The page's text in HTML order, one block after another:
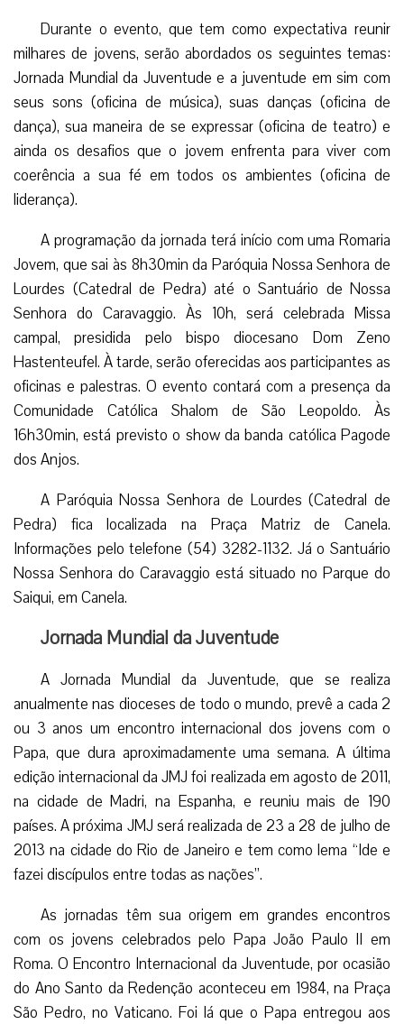
Durante o evento, que tem como expectativa reunir
milhares de jovens, serão abordados os seguintes temas:
Jornada Mundial da Juventude e a juventude em sim com
seus sons (oficina de música), suas danças (oficina de
dança), sua maneira de se expressar (oficina de teatro) e
ainda os desafios que o jovem enfrenta para viver com
coerência a sua fé em todos os ambientes (oficina de
liderança).
A programação da jornada terá início com uma Romaria
Jovem, que sai às 8h30min da Paróquia Nossa Senhora de
Lourdes (Catedral de Pedra) até o Santuário de Nossa
Senhora do Caravaggio. Às 10h, será celebrada Missa
campal, presidida pelo bispo diocesano Dom Zeno
Hastenteufel. À tarde, serão oferecidas aos participantes as
oficinas e palestras. O evento contará com a presença da
Comunidade Católica Shalom de São Leopoldo. Às
16h30min, está previsto o show da banda católica Pagode
dos Anjos.
A Paróquia Nossa Senhora de Lourdes (Catedral de
Pedra) fica localizada na Praça Matriz de Canela.
Informações pelo telefone (54) 3282-1132. Já o Santuário
Nossa Senhora do Caravaggio está situado no Parque do
Saiqui, em Canela.
Jornada Mundial da Juventude
A Jornada Mundial da Juventude, que se realiza
anualmente nas dioceses de todo o mundo, prevê a cada 2
ou 3 anos um encontro internacional dos jovens com o
Papa, que dura aproximadamente uma semana. A última
edição internacional da JMJ foi realizada em agosto de 2011,
na cidade de Madri, na Espanha, e reuniu mais de 190
países. A próxima JMJ será realizada de 23 a 28 de julho de
2013 na cidade do Rio de Janeiro e tem como lema “Ide e
fazei discípulos entre todas as nações”.
As jornadas têm sua origem em grandes encontros
com os jovens celebrados pelo Papa João Paulo II em
Roma. O Encontro Internacional da Juventude, por ocasião
do Ano Santo da Redenção aconteceu em 1984, na Praça
São Pedro, no Vaticano. Foi lá que o Papa entregou aos